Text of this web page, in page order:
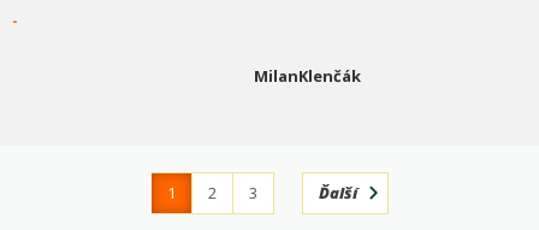
-
MilanKlenčák
1 2
3
Ďalší